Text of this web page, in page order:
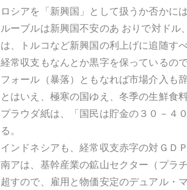
ロシアを「新興国」として扱うか否かに
ルーブルは新興国不安のあ おりで対ド
は、トルコなど新興国の利上げに追随す
経常収支もなんとか黒字を保っているの
フォール（暴落）ともなれば市場介入も
とはいえ、極寒の国ゆえ、冬季の生鮮食
プラウダ紙は、「国民は貯金の３０－４
る。
インドネシアも、経常収支赤字の対ＧＤ
南アは、基幹産業の鉱山セクター（プラ
超すので、雇用と物価安定のデュアル・